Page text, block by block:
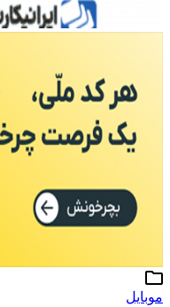
موبایل